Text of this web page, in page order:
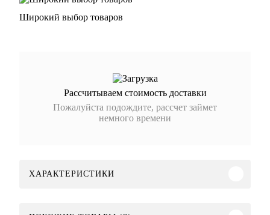
Широкий выбор товаров
Рассчитываем стоимость доставки
Пожалуйста подождите, рассчет займет
немного времени
ХАРАКТЕРИСТИКИ